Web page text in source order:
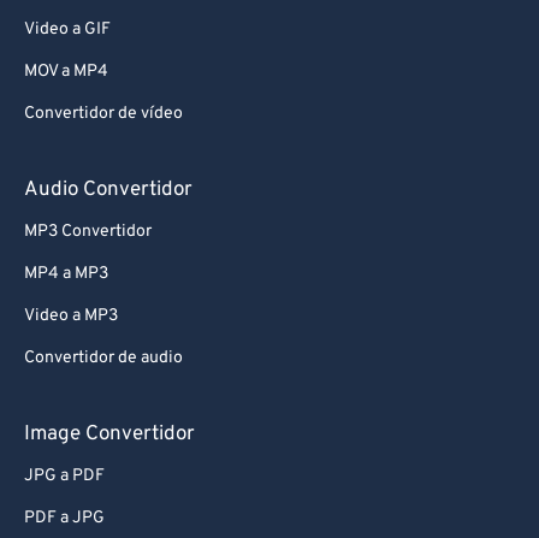
Video a GIF
MOV a MP4
Convertidor de vídeo
Audio Convertidor
MP3 Convertidor
MP4 a MP3
Video a MP3
Convertidor de audio
Image Convertidor
JPG a PDF
PDF a JPG